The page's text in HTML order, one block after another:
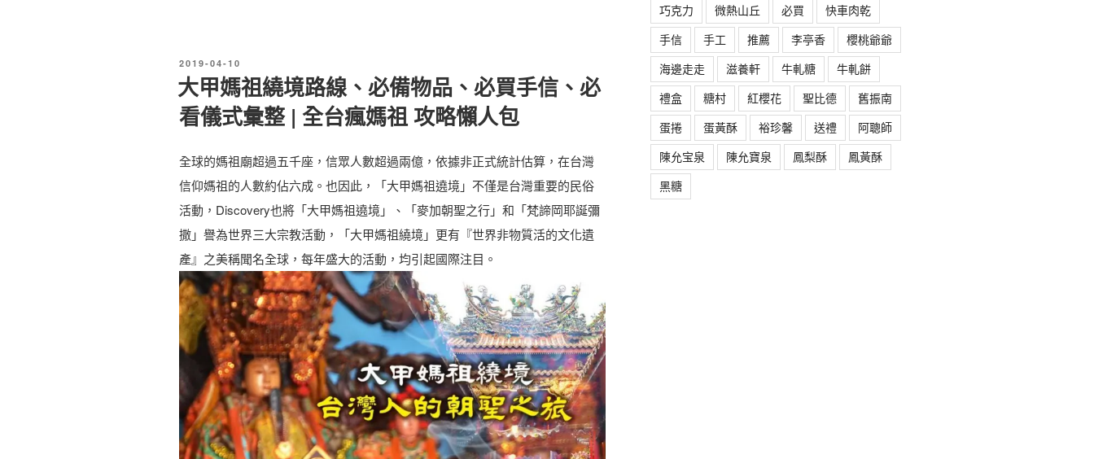
喜
愛
的
氣
禮
品
首
選
|
媽
媽
節
心
意
攻
買
必
吃
鹹
蛋
黃
糕
點
零
嘴
/
台
灣
美
味
發
佈
於
2019-04-10
大甲媽祖繞境路線、必備物品、必買手信、必
看儀式彙整 | 全台瘋媽祖 攻略懶人包
全球的媽祖廟超過五千座，信眾人數超過兩億，依據非正式統計估算，在台灣
信仰媽祖的人數約佔六成。也因此，「大甲媽祖遶境」不僅是台灣重要的民俗
活動，Discovery也將「大甲媽祖遶境」、「麥加朝聖之行」和「梵諦岡耶誕彌
撒」譽為世界三大宗教活動，「大甲媽祖繞境」更有『世界非物質活的文化遺
產』之美稱聞名全球，每年盛大的活動，均引起國際注目。
巧克力
微熱山丘 必買
快車肉乾
手信
手工 推薦 李亭香
櫻桃爺爺
海邊走走
滋養軒 牛軋糖
牛軋餅
禮盒
糖村 紅櫻花 聖比德
舊振南
蛋捲
蛋黃酥 裕珍馨 送禮
阿聰師
陳允宝泉
陳允寶泉 鳳梨酥
鳳黃酥
黑糖